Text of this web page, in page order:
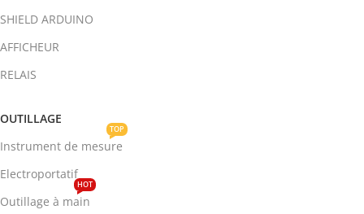
SHIELD ARDUINO
AFFICHEUR
RELAIS
OUTILLAGE
Instrument de mesure
TOP
Electroportatif
Outillage à main
HOT